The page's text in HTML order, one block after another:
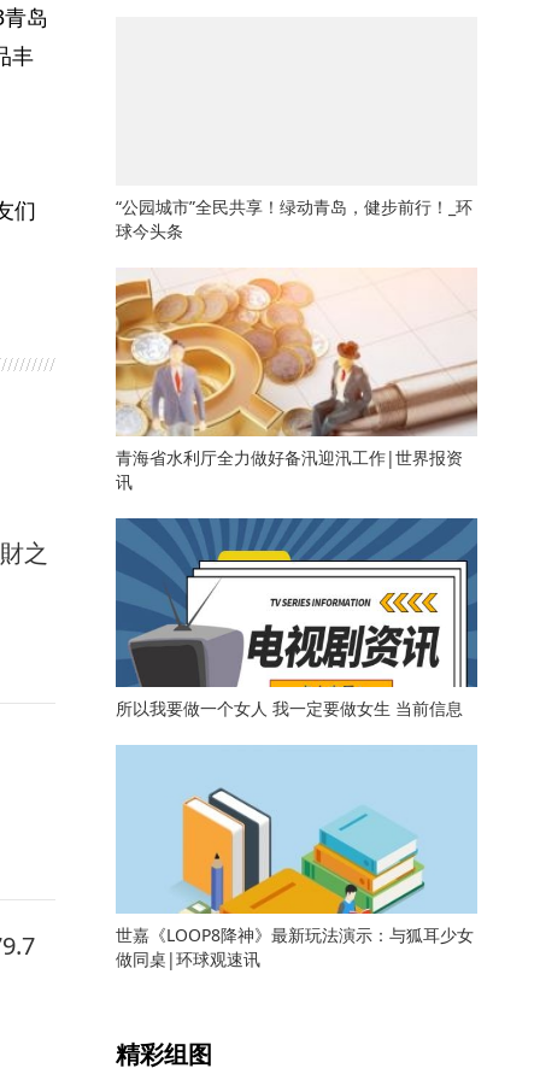
岛
丰
们
之
“公园城市”全民共享！绿动青岛，健步前行！_环
球今头条
青海省水利厅全力做好备汛迎汛工作|世界报资
讯
所以我要做一个女人 我一定要做女生 当前信息
世嘉《LOOP8降神》最新玩法演示：与狐耳少女
做同桌|环球观速讯
精彩组图